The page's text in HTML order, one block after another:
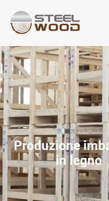
Produzione
in legno